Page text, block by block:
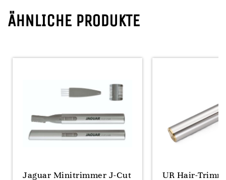
ÄHNLICHE PRODUKTE
Jaguar Minitrimmer J-Cut
UR Hair-